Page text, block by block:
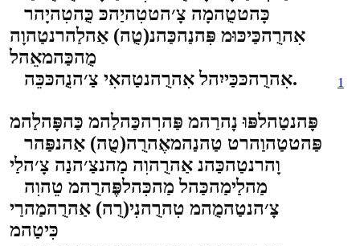
כָּהטטֻהמָה צָ׳הטטִהיַהכּ כֻּהטִהיָהר
אִהרֻהכַּיכּוּמ פִּהנַהכַּהנ(טֻה) אַהלַהרנטַהוָה
מֻהכַּהמאֵהל
אִהרֻהכּכַּייִהל אִהרֻהנטַהאִי צַ׳הנֻהכּכֵּה.
1
פָּהנטַהלפּוּ נָהרַהמ פַּהרִהכַּהלַהמ כַּהפָּהלַהמ
פַּהטטַהוַהרט טַהנַהמאֶהרֻה(טֻה) אַהנפַּהר
וָהרנטַהכַּהנ אַהרֻהוִה מַהנצַ׳הנַה צָ׳הלַי
מַהלַימַהכַּהל מַהכִּהלפֶּהרֻהמ טֵהוִה
צָ׳הנטַהמֻהמ טִהרֻהנִי(רֻה) אַהרֻהמַהרַי
כִּיטַהמ